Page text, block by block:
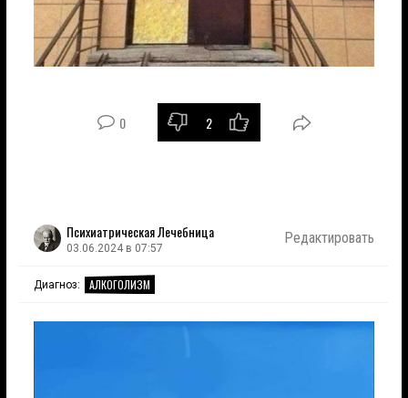
0 2
Психиатрическая Лечебница
03.06.2024 в 07:57
Редактировать
Диагноз: АЛКОГОЛИЗМ